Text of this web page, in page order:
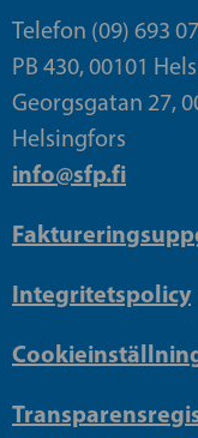
Telefon (09) 693
PB 430, 00101
Georgsgatan 27,
Helsingfors
info@sfp.fi
Integritetspolicy